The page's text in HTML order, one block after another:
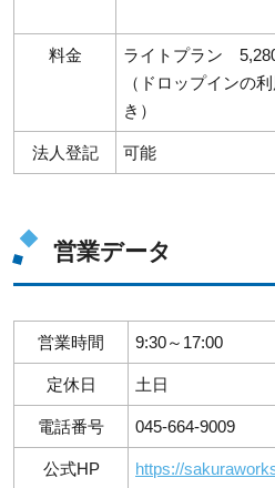
料金
ライトプラン
（ドロップインの
き）
法人登記 可能
営業データ
営業時間 9:30～17:00
定休日 土日
電話番号 045-664-9009
公式HP https://